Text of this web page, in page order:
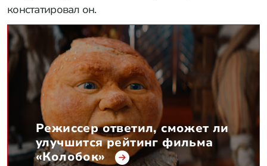
констатировал он.
Режиссер ответил, сможет ли
улучшится рейтинг фильма
«Колобок»